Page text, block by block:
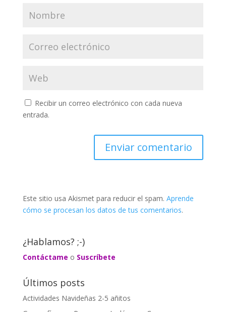
Recibir un correo electrónico con cada nueva
entrada.
Este sitio usa Akismet para reducir el spam. Aprende
cómo se procesan los datos de tus comentarios.
¿Hablamos? ;-)
Contáctame o Suscríbete
Últimos posts
Actividades Navideñas 2-5 añitos